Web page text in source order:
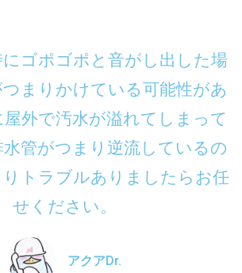
ゴポゴポと音がし出した場
まりかけている可能性があ
屋外で汚水が溢れてしまって
管がつまり逆流しているの
トラブルありましたらお任
せください。
アクアDr.